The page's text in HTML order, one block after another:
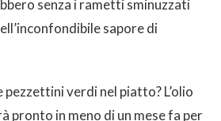
senza i rametti sminuzzati
sapore di
verdi nel piatto? L’olio
pronto in meno di un mese fa per